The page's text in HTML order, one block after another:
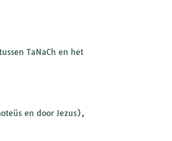
TaNaCh en het
en door Jezus),